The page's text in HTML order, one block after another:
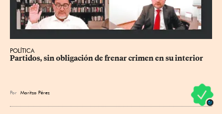
POLÍTICA
Partidos, sin obligación de frenar crimen en su interior
Por Maritza Pérez